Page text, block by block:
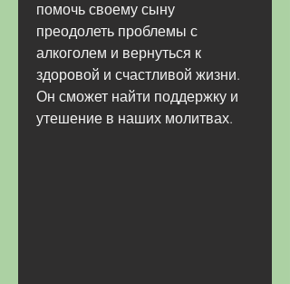
помочь своему сыну
преодолеть проблемы с
алкоголем и вернуться к
здоровой и счастливой жизни.
Он сможет найти поддержку и
утешение в наших молитвах.